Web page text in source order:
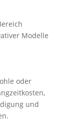
Modelle
oder
und